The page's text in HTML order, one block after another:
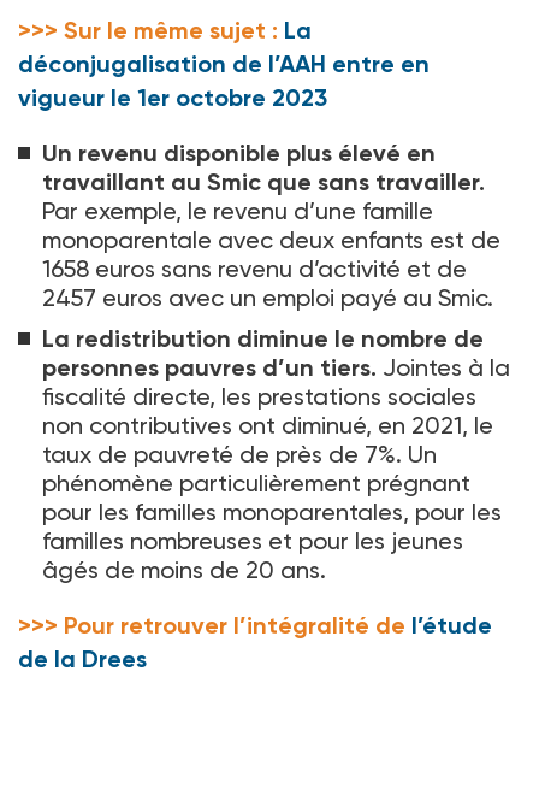
>>> Sur le même sujet : La
déconjugalisation de l’AAH entre en
vigueur le 1er octobre 2023
Un revenu disponible plus élevé en
travaillant au Smic que sans travailler.
Par exemple, le revenu d’une famille
monoparentale avec deux enfants est de
1658 euros sans revenu d’activité et de
2457 euros avec un emploi payé au Smic.
La redistribution diminue le nombre de
personnes pauvres d’un tiers. Jointes à la
fiscalité directe, les prestations sociales
non contributives ont diminué, en 2021, le
taux de pauvreté de près de 7%. Un
phénomène particulièrement prégnant
pour les familles monoparentales, pour les
familles nombreuses et pour les jeunes
âgés de moins de 20 ans.
>>> Pour retrouver l’intégralité de l’étude
de la Drees